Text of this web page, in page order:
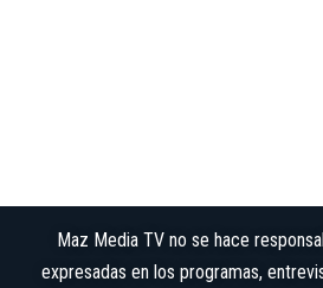
Maz Media TV no se hace
expresadas en los programas,